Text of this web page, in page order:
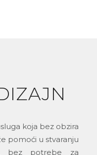
koja bez obzira
pomoći u stvaranju
bez potrebe za